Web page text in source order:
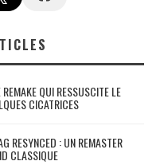
QUI RESSUSCITE LE
CICATRICES
RESYNCED : UN REMASTER
CLASSIQUE